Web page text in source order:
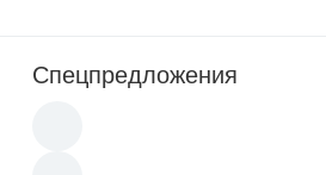
Спецпредложения